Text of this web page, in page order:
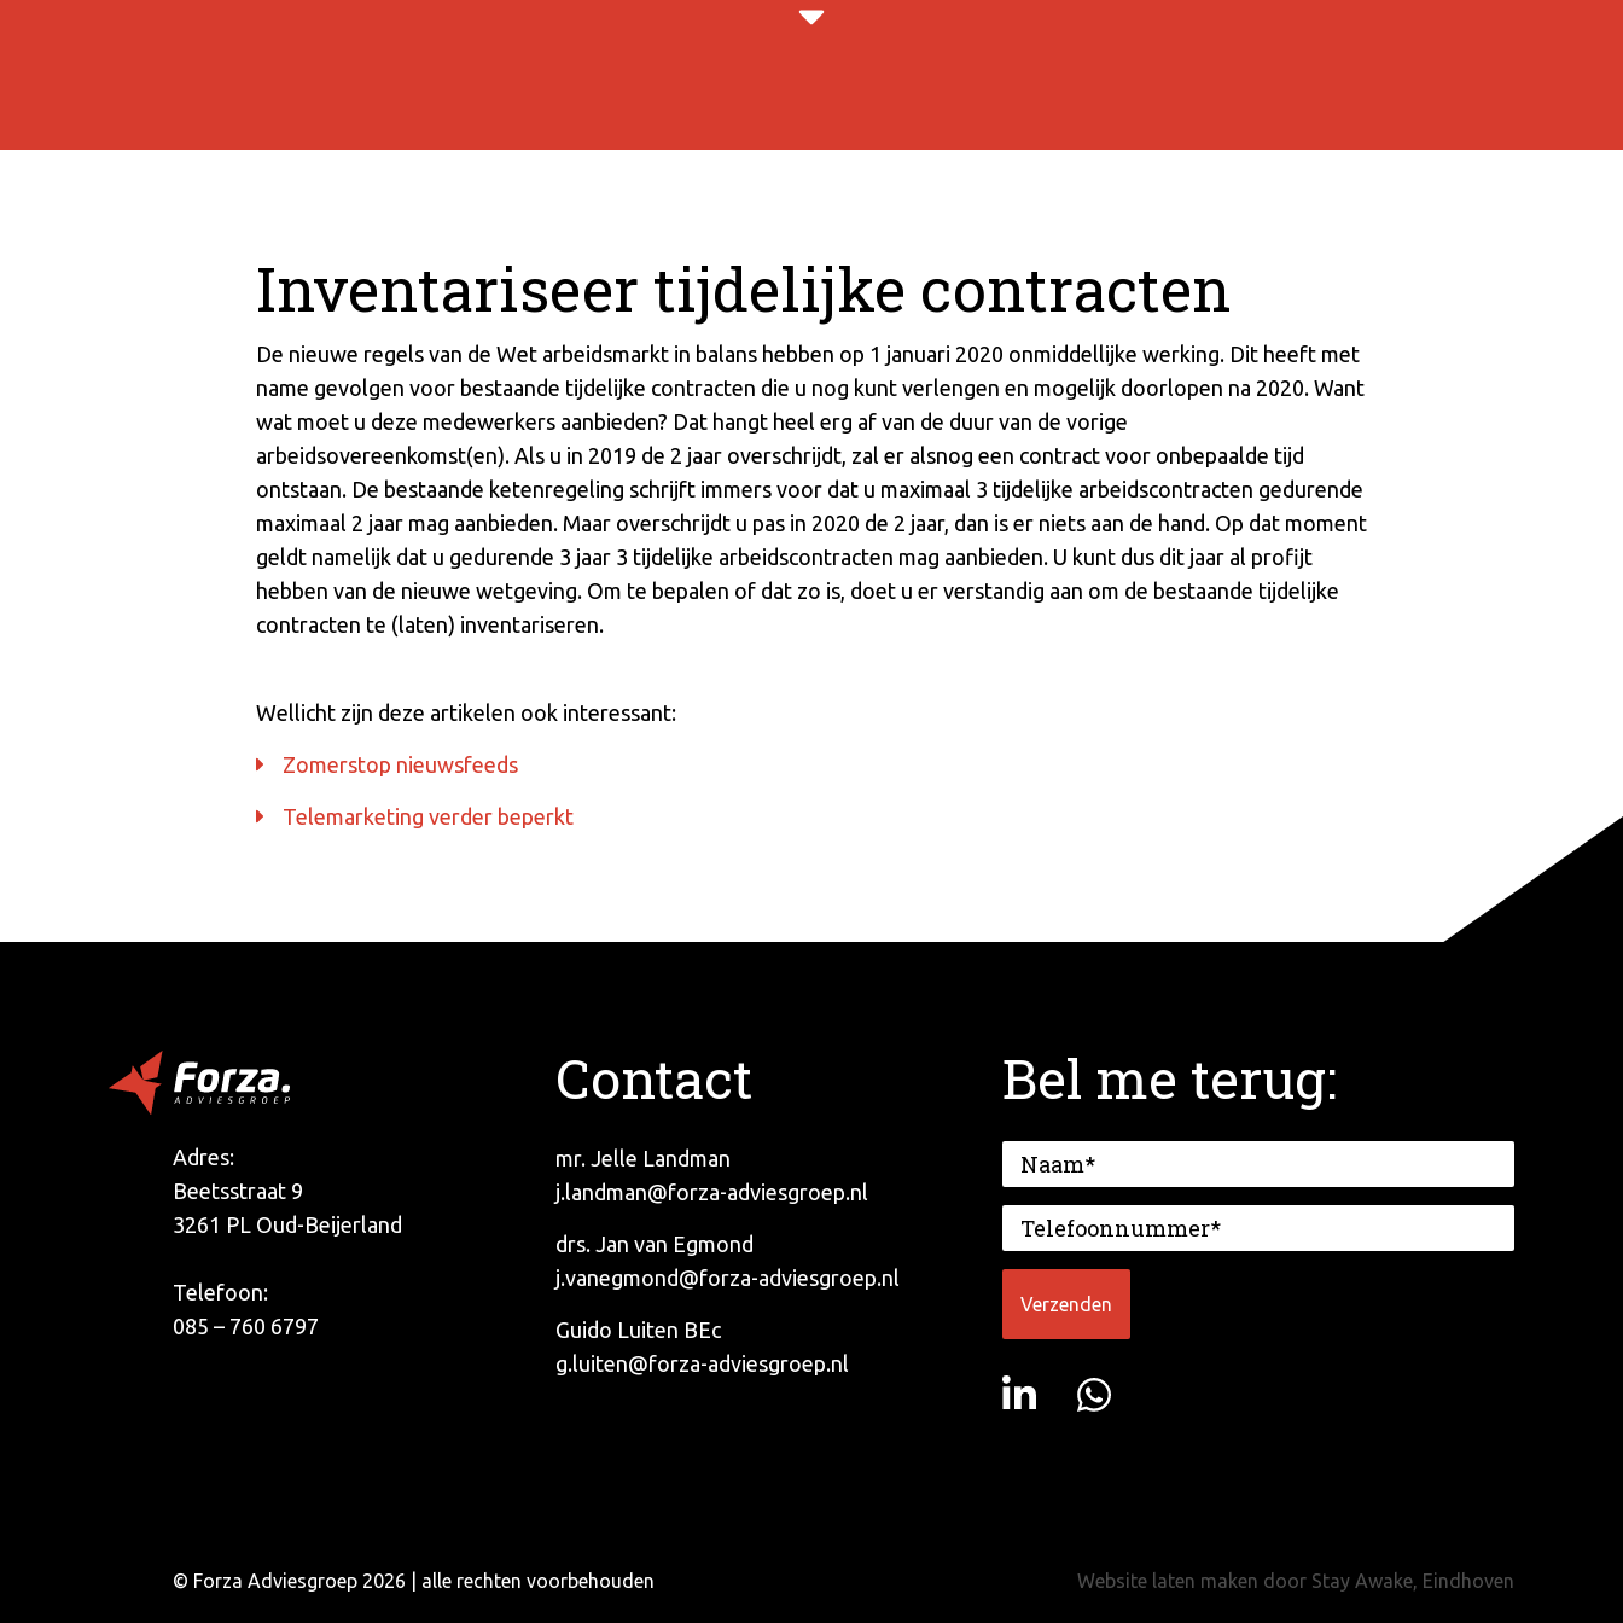
Inventariseer tijdelijke contracten
De nieuwe regels van de Wet arbeidsmarkt in balans hebben op 1 januari 2020 onmiddellijke werking. Dit heeft met
name gevolgen voor bestaande tijdelijke contracten die u nog kunt verlengen en mogelijk doorlopen na 2020. Want
wat moet u deze medewerkers aanbieden? Dat hangt heel erg af van de duur van de vorige
arbeidsovereenkomst(en). Als u in 2019 de 2 jaar overschrijdt, zal er alsnog een contract voor onbepaalde tijd
ontstaan. De bestaande ketenregeling schrijft immers voor dat u maximaal 3 tijdelijke arbeidscontracten gedurende
maximaal 2 jaar mag aanbieden. Maar overschrijdt u pas in 2020 de 2 jaar, dan is er niets aan de hand. Op dat moment
geldt namelijk dat u gedurende 3 jaar 3 tijdelijke arbeidscontracten mag aanbieden. U kunt dus dit jaar al profijt
hebben van de nieuwe wetgeving. Om te bepalen of dat zo is, doet u er verstandig aan om de bestaande tijdelijke
contracten te (laten) inventariseren.
Wellicht zijn deze artikelen ook interessant:
Zomerstop nieuwsfeeds
Telemarketing verder beperkt
Adres:
Beetsstraat 9
3261 PL Oud-Beijerland
Telefoon:
085 – 760 6797
Contact
mr. Jelle Landman
j.landman@forza-adviesgroep.nl
drs. Jan van Egmond
j.vanegmond@forza-adviesgroep.nl
Guido Luiten BEc
g.luiten@forza-adviesgroep.nl
Bel me terug:
© Forza Adviesgroep 2026 | alle rechten voorbehouden Website laten maken door Stay Awake, Eindhoven